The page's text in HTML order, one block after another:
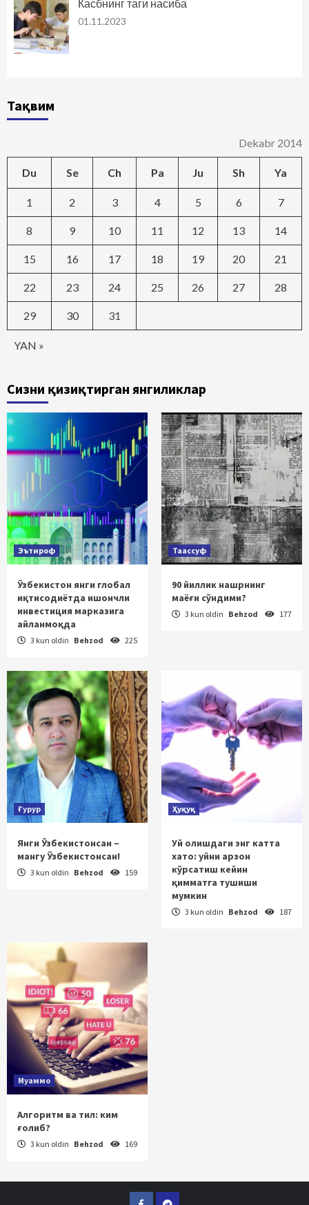
Касбнинг таги насиба
01.11.2023
Тақвим
Dekabr 2014
Du Se Ch Pa Ju Sh Ya
YAN »
1 2 3 4 5 6 7
8 9 10 11 12 13 14
15 16 17 18 19 20 21
22 23 24 25 26 27 28
29 30 31
Сизни қизиқтирган янгиликлар
Эътироф
Ўзбекистон янги глобал
иқтисодиётда ишончли
инвестиция марказига
айланмоқда
3 kun oldin Behzod 225
Таассуф
90 йиллик нашрнинг
маёғи сўндими?
3 kun oldin Behzod 177
Ғурур
Янги Ўзбекистонсан –
мангу Ўзбекистонсан!
3 kun oldin Behzod 159
Ҳуқуқ
Уй олишдаги энг катта
хато: уйни арзон
кўрсатиш кейин
қимматга тушиши
мумкин
3 kun oldin Behzod 187
Муаммо
Алгоритм ва тил: ким
ғолиб?
3 kun oldin Behzod 169
FacebookTelegram